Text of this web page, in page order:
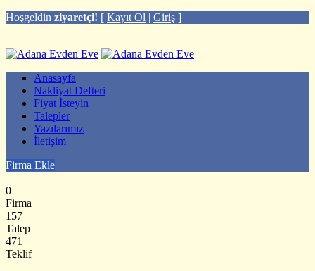
Hoşgeldin ziyaretçi! [ Kayıt Ol | Giriş ]
Anasayfa
Nakliyat Defteri
Fiyat İsteyin
Talepler
Yazılarımız
İletişim
Firma Ekle
0
Firma
157
Talep
471
Teklif